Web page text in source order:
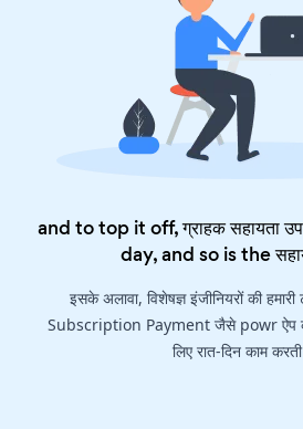
and to top it off, ग्राहक सहायता
day, and so is the
इसके अलावा, विशेषज्ञ इंजीनियरों की
Subscription Payment जैसे powr ऐप
लिए रात-दिन काम